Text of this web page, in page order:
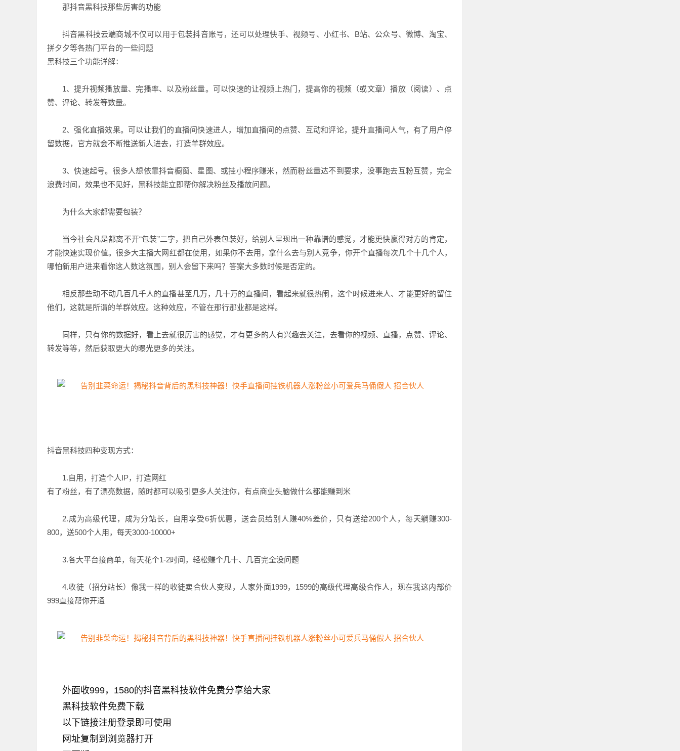
那抖音黑科技那些厉害的功能
抖音黑科技云端商城不仅可以用于包装抖音账号，还可以处理快手、视频号、小红书、B站、公众号、微博、淘宝、
拼夕夕等各热门平台的一些问题
黑科技三个功能详解：
1、提升视频播放量、完播率、以及粉丝量。可以快速的让视频上热门，提高你的视频（或文章）播放（阅读）、点
赞、评论、转发等数量。
2、强化直播效果。可以让我们的直播间快速进人，增加直播间的点赞、互动和评论，提升直播间人气，有了用户停
留数据，官方就会不断推送新人进去，打造羊群效应。
3、快速起号。很多人想依靠抖音橱窗、星图、或挂小程序赚米，然而粉丝量达不到要求，没事跑去互粉互赞，完全
浪费时间，效果也不见好，黑科技能立即帮你解决粉丝及播放问题。
为什么大家都需要包装？
当今社会凡是都离不开“包装”二字，把自己外表包装好，给别人呈现出一种靠谱的感觉，才能更快赢得对方的肯定，
才能快速实现价值。很多大主播大网红都在使用，如果你不去用，拿什么去与别人竞争，你开个直播每次几个十几个人，
哪怕新用户进来看你这人数这氛围，别人会留下来吗？答案大多数时候是否定的。
相反那些动不动几百几千人的直播甚至几万，几十万的直播间， 看起来就很热闹，这个时候进来人、才能更好的留住
他们，这就是所谓的羊群效应。这种效应，不管在那行那业都是这样。
同样，只有你的数据好，看上去就很厉害的感觉，才有更多的人有兴趣去关注，去看你的视频、直播，点赞、评论、
转发等等，然后获取更大的曝光更多的关注。
抖音黑科技四种变现方式：
1.自用，打造个人IP，打造网红
有了粉丝，有了漂亮数据，随时都可以吸引更多人关注你，有点商业头脑做什么都能赚到米
2.成为高级代理，成为分站长，自用享受6折优惠，送会员给别人赚40%差价，只有送给200个人，每天躺赚300-
800，送500个人用，每天3000-10000+
3.各大平台接商单， 每天花个1-2时间，轻松赚个几十、几百完全没问题
4.收徒（招分站长）像我一样的收徒卖合伙人变现，人家外面1999，1599的高级代理高级合作人，现在我这内部价
999直接帮你开通
外面收999，1580的抖音黑科技软件免费分享给大家
黑科技软件免费下载
以下链接注册登录即可使用
网址复制到浏览器打开